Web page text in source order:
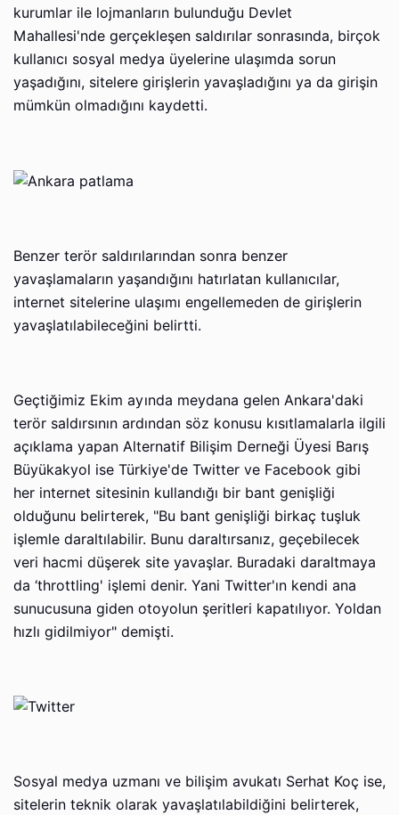
kurumlar ile lojmanların bulunduğu Devlet
Mahallesi'nde gerçekleşen saldırılar sonrasında, birçok
kullanıcı sosyal medya üyelerine ulaşımda sorun
yaşadığını, sitelere girişlerin yavaşladığını ya da girişin
mümkün olmadığını kaydetti.
Benzer terör saldırılarından sonra benzer
yavaşlamaların yaşandığını hatırlatan kullanıcılar,
internet sitelerine ulaşımı engellemeden de girişlerin
yavaşlatılabileceğini belirtti.
Geçtiğimiz Ekim ayında meydana gelen Ankara'daki
terör saldırsının ardından söz konusu kısıtlamalarla ilgili
açıklama yapan Alternatif Bilişim Derneği Üyesi Barış
Büyükakyol ise Türkiye'de Twitter ve Facebook gibi
her internet sitesinin kullandığı bir bant genişliği
olduğunu belirterek, "Bu bant genişliği birkaç tuşluk
işlemle daraltılabilir. Bunu daraltırsanız, geçebilecek
veri hacmi düşerek site yavaşlar. Buradaki daraltmaya
da ‘throttling' işlemi denir. Yani Twitter'ın kendi ana
sunucusuna giden otoyolun şeritleri kapatılıyor. Yoldan
hızlı gidilmiyor" demişti.
Sosyal medya uzmanı ve bilişim avukatı Serhat Koç ise,
sitelerin teknik olarak yavaşlatılabildiğini belirterek,